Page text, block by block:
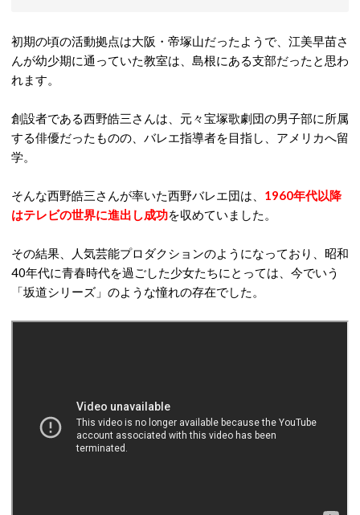
初期の頃の活動拠点は大阪・帝塚山だったようで、江美早苗さ
んが幼少期に通っていた教室は、島根にある支部だったと思わ
れます。
創設者である西野皓三さんは、元々宝塚歌劇団の男子部に所属
する俳優だったものの、バレエ指導者を目指し、アメリカへ留
学。
そんな西野皓三さんが率いた西野バレエ団は、 1960年代以降
はテレビの世界に進出し成功を収めていました。
その結果、人気芸能プロダクションのようになっており、昭和
40年代に青春時代を過ごした少女たちにとっては、今でいう
「坂道シリーズ」のような憧れの存在でした。